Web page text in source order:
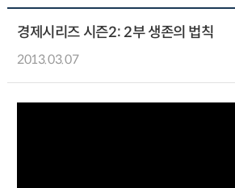
경제시리즈 시즌2: 2부 생존의 법칙
2013.03.07